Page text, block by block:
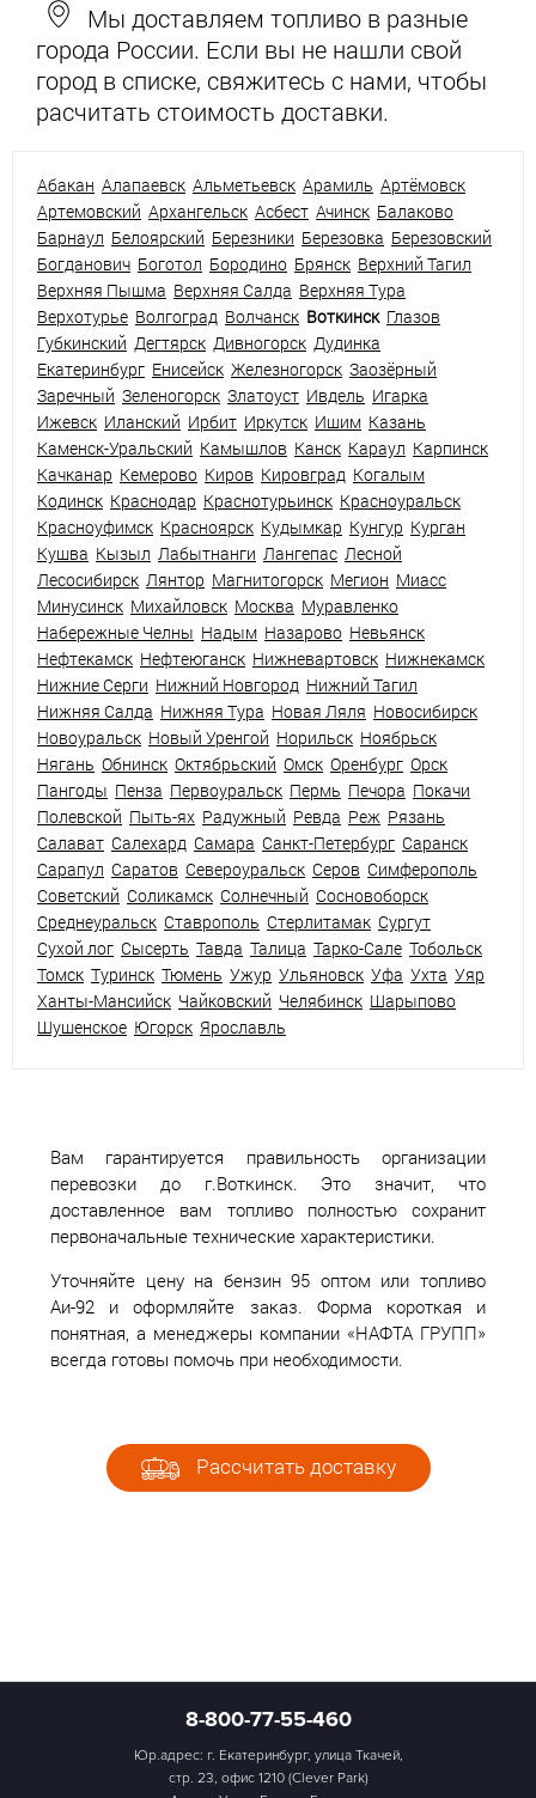
Мы доставляем топливо в разные
города России. Если вы не нашли свой
город в списке, свяжитесь с нами, чтобы
расчитать стоимость доставки.
Абакан Алапаевск Альметьевск Арамиль Артёмовск
Артемовский Архангельск Асбест Ачинск Балаково
Барнаул Белоярский Березники Березовка Березовский
Богданович Боготол Бородино Брянск Верхний Тагил
Верхняя Пышма Верхняя Салда Верхняя Тура
Верхотурье Волгоград Волчанск Воткинск Глазов
Губкинский Дегтярск Дивногорск Дудинка
Екатеринбург Енисейск Железногорск Заозёрный
Заречный Зеленогорск Златоуст Ивдель Игарка
Ижевск Иланский Ирбит Иркутск Ишим Казань
Каменск-Уральский Камышлов Канск Караул Карпинск
Качканар Кемерово Киров Кировград Когалым
Кодинск Краснодар Краснотурьинск Красноуральск
Красноуфимск Красноярск Кудымкар Кунгур Курган
Кушва Кызыл Лабытнанги Лангепас Лесной
Лесосибирск Лянтор Магнитогорск Мегион Миасс
Минусинск Михайловск Москва Муравленко
Набережные Челны Надым Назарово Невьянск
Нефтекамск Нефтеюганск Нижневартовск Нижнекамск
Нижние Серги Нижний Новгород Нижний Тагил
Нижняя Салда Нижняя Тура Новая Ляля Новосибирск
Новоуральск Новый Уренгой Норильск Ноябрьск
Нягань Обнинск Октябрьский Омск Оренбург Орск
Пангоды Пенза Первоуральск Пермь Печора Покачи
Полевской Пыть-ях Радужный Ревда Реж Рязань
Салават Салехард Самара Санкт-Петербург Саранск
Сарапул Саратов Североуральск Серов Симферополь
Советский Соликамск Солнечный Сосновоборск
Среднеуральск Ставрополь Стерлитамак Сургут
Сухой лог Сысерть Тавда Талица Тарко-Сале Тобольск
Томск Туринск Тюмень Ужур Ульяновск Уфа Ухта Уяр
Ханты-Мансийск Чайковский Челябинск Шарыпово
Шушенское Югорск Ярославль
Вам гарантируется правильность организации
перевозки до г.Воткинск. Это значит, что
доставленное вам топливо полностью сохранит
первоначальные технические характеристики.
Уточняйте цену на бензин 95 оптом или топливо
Аи-92 и оформляйте заказ. Форма короткая и
понятная, а менеджеры компании «НАФТА ГРУПП»
всегда готовы помочь при необходимости.
Рассчитать доставку
8-800-77-55-460
Юр.адрес: г. Екатеринбург, улица Ткачей,
стр. 23, офис 1210 (Clever Park)